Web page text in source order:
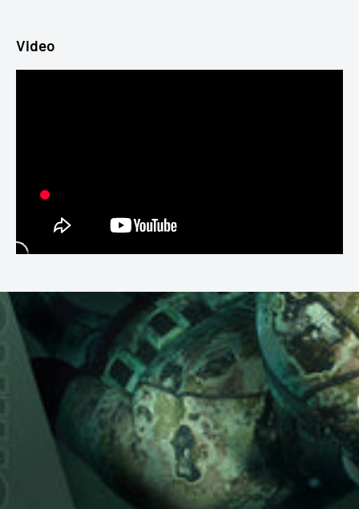
Material EVA de Alta Qualidade:
flexível, atóxico e lavável, garantindo durabilidade e
bilateral, proporcionando equilíbrio nas atividades.
SEGURANÇA E USO CORRETO:
Uso Seguro:Assegure-se de ajustar bem as tiras de velcro
para evitar deslizamentos durante o treino. Não utilize em
áreas fora da piscina.
Precauções:
Evite uso prolongado para prevenir fadiga
excessiva nos membros inferiores.
Manutenção: Lave com água doce após o uso e deixe secar
completamente ao ar livre para preservar a durabilidade.
ESPECIFICAÇÕES TÉCNICAS:
Video